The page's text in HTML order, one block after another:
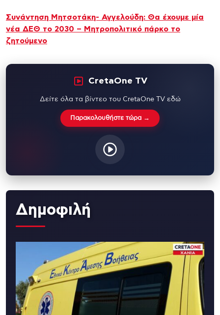
Συνάντηση Μητσοτάκη- Αγγελούδη: Θα έχουμε μία
νέα ΔΕΘ το 2030 – Μητροπολιτικό πάρκο το
ζητούμενο
CretaOne TV
Δείτε όλα τα βίντεο του CretaOne TV εδώ
Παρακολουθήστε τώρα →
Δημοφιλή